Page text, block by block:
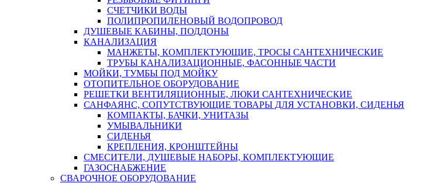
СЧЕТЧИКИ ВОДЫ
ПОЛИПРОПИЛЕНОВЫЙ ВОДОПРОВОД
ДУШЕВЫЕ КАБИНЫ, ПОДДОНЫ
КАНАЛИЗАЦИЯ
МАНЖЕТЫ, КОМПЛЕКТУЮЩИЕ, ТРОСЫ САНТЕХНИЧЕСКИЕ
ТРУБЫ КАНАЛИЗАЦИОННЫЕ, ФАСОННЫЕ ЧАСТИ
МОЙКИ, ТУМБЫ ПОД МОЙКУ
ОТОПИТЕЛЬНОЕ ОБОРУДОВАНИЕ
РЕШЕТКИ ВЕНТИЛЯЦИОННЫЕ, ЛЮКИ САНТЕХНИЧЕСКИЕ
САНФАЯНС, СОПУТСТВУЮЩИЕ ТОВАРЫ ДЛЯ УСТАНОВКИ, СИДЕНЬЯ
КОМПАКТЫ, БАЧКИ, УНИТАЗЫ
УМЫВАЛЬНИКИ
СИДЕНЬЯ
КРЕПЛЕНИЯ, КРОНШТЕЙНЫ
СМЕСИТЕЛИ, ДУШЕВЫЕ НАБОРЫ, КОМПЛЕКТУЮЩИЕ
ГАЗОСНАБЖЕНИЕ
СВАРОЧНОЕ ОБОРУДОВАНИЕ